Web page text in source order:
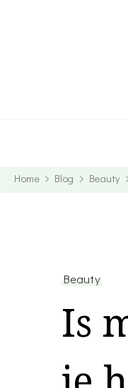
Home Blog Beauty
Beauty
Is